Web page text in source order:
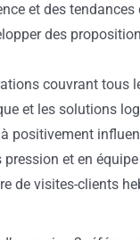
et des tendances
des
couvrant tous
et les solutions
positivement
et en équipe
de visites-clients